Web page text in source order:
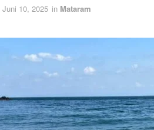
Juni 10, 2025 in Mataram